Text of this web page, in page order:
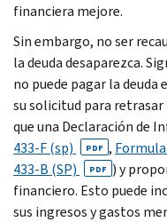
financiera mejore.
Sin embargo, no ser
la deuda desaparezca.
no puede pagar la
su solicitud para
que una Declaración de
433-F (sp)
PDF ,
433-B (SP) PDF )y
financiero. Esto puede
sus ingresos y gastos